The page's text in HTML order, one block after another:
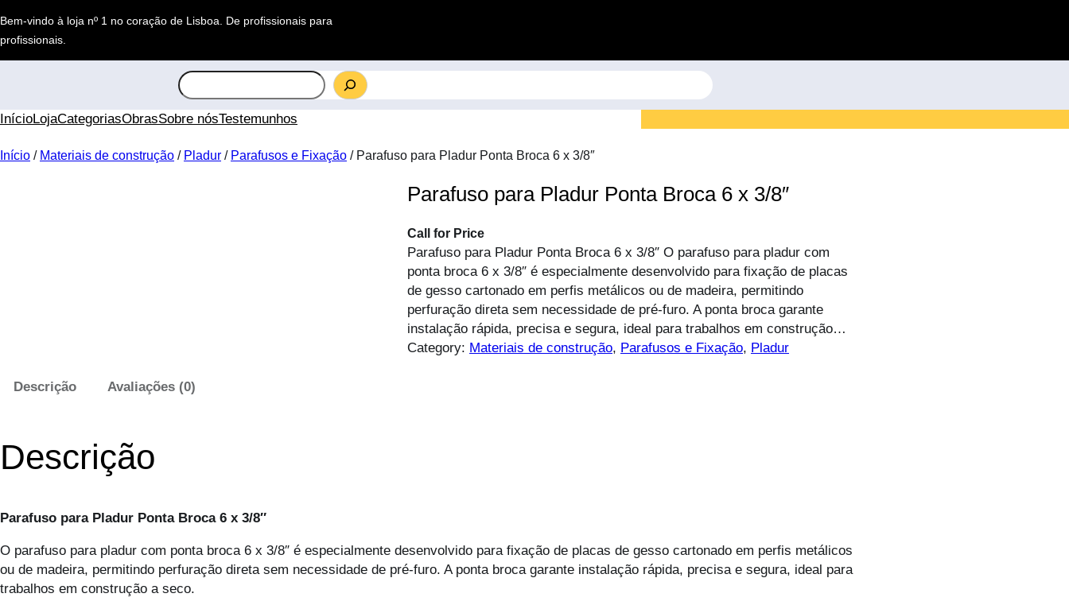
para
o
conteúdo
Bem-vindo à loja nº 1 no coração de Lisboa. De profissionais para
profissionais
S
e
a
c
InícioLojaCategoriasObrasSobre nósTestemunhos
Início / Materiais de construção / Pladur / Parafusos e Fixação / Parafuso para Pladur Ponta Broca 6 x 3/8″
Parafuso para Pladur Ponta Broca 6 x 3/8″
Call for Price
Parafuso para Pladur Ponta Broca 6 x 3/8″ O parafuso para pladur com
ponta broca 6 x 3/8″ é especialmente desenvolvido para fixação de placas
de gesso cartonado em perfis metálicos ou de madeira, permitindo
perfuração direta sem necessidade de pré-furo. A ponta broca garante
instalação rápida, precisa e segura, ideal para trabalhos em construção…
Category: Materiais de construção, Parafusos e Fixação, Pladur
Descrição Avaliações (0)
Descrição
Parafuso para Pladur Ponta Broca 6 x 3/8″
O parafuso para pladur com ponta broca 6 x 3/8″ é especialmente desenvolvido para fixação de placas de gesso cartonado em perfis metálicos
ou de madeira, permitindo perfuração direta sem necessidade de pré-furo. A ponta broca garante instalação rápida, precisa e segura, ideal para
trabalhos em construção a seco.